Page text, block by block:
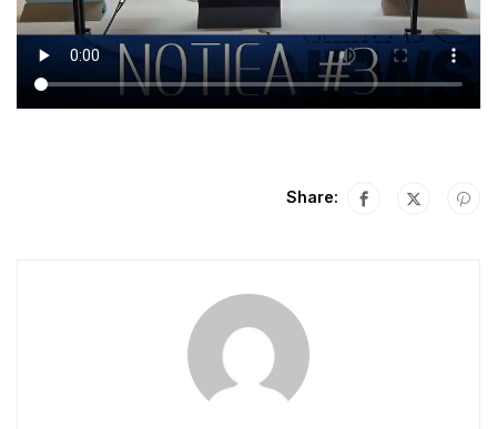
Share: